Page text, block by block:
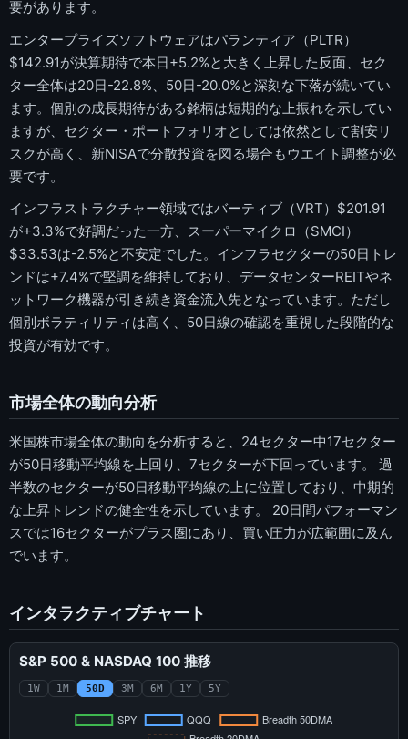
要があります。
エンタープライズソフトウェアはパランティア（PLTR）
$142.91が決算期待で本日+5.2%と大きく上昇した反面、セク
ター全体は20日-22.8%、50日-20.0%と深刻な下落が続いてい
ます。個別の成長期待がある銘柄は短期的な上振れを示してい
ますが、セクター・ポートフォリオとしては依然として割安リ
スクが高く、新NISAで分散投資を図る場合もウエイト調整が必
要です。
インフラストラクチャー領域ではバーティブ（VRT）$201.91
が+3.3%で好調だった一方、スーパーマイクロ（SMCI）
$33.53は-2.5%と不安定でした。インフラセクターの50日トレ
ンドは+7.4%で堅調を維持しており、データセンターREITやネ
ットワーク機器が引き続き資金流入先となっています。ただし
個別ボラティリティは高く、50日線の確認を重視した段階的な
投資が有効です。
市場全体の動向分析
米国株市場全体の動向を分析すると、24セクター中17セクター
が50日移動平均線を上回り、7セクターが下回っています。 過
半数のセクターが50日移動平均線の上に位置しており、中期的
な上昇トレンドの健全性を示しています。 20日間パフォーマン
スでは16セクターがプラス圏にあり、買い圧力が広範囲に及ん
でいます。
インタラクティブチャート
S&P 500 & NASDAQ 100 推移
1W 1M 50D 3M 6M 1Y 5Y